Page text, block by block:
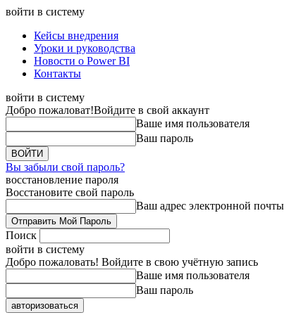
войти в систему
Кейсы внедрения
Уроки и руководства
Новости о Power BI
Контакты
войти в систему
Добро пожаловат!Войдите в свой аккаунт
Ваше имя пользователя
Ваш пароль
Вы забыли свой пароль?
восстановление пароля
Восстановите свой пароль
Ваш адрес электронной почты
Поиск
войти в систему
Добро пожаловать! Войдите в свою учётную запись
Ваше имя пользователя
Ваш пароль